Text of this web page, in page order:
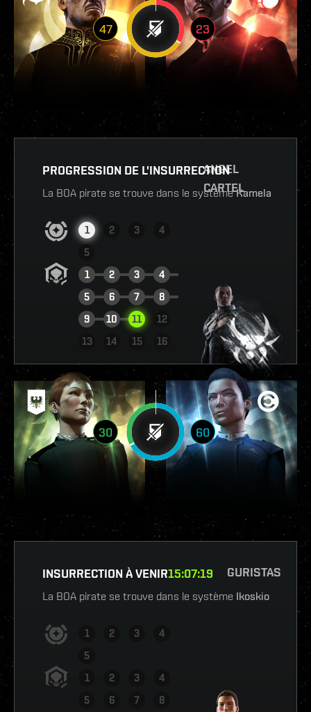
47 23
PROGRESSION DE L'INSURRECTION
La BOA pirate se trouve dans le systèmeKamela
1 2 3
4
5
1
2 3
4
5
6 7
8
9
10 11
12
13
14 15 16
VOIR LE RAPPORT
ANGEL
CARTEL
30 60
INSURRECTION À VENIR15:07:18
La BOA pirate se trouve dans le système Ikoskio
1 2 3
4
5
1
2 3
4
5
6 7
8
GURISTAS